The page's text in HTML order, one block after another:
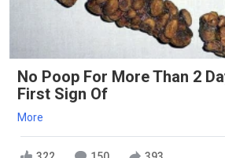
No Poop For More Than 2
First Sign Of
More